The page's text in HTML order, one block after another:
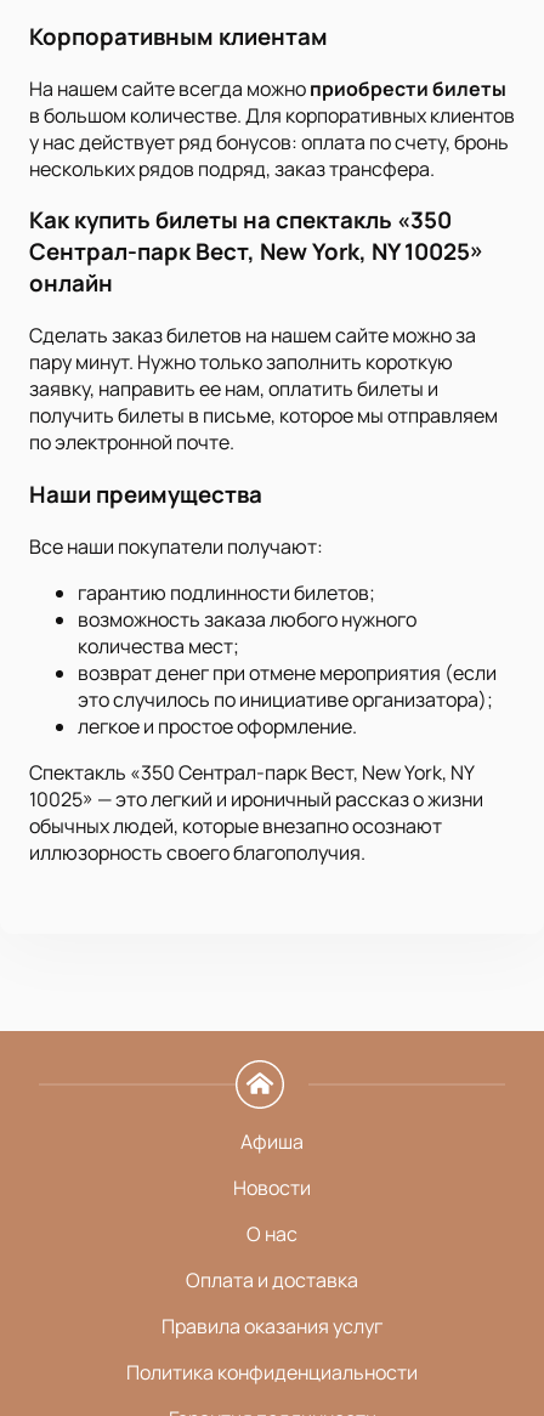
Корпоративным клиентам
На нашем сайте всегда можноприобрести билеты
в большом количестве. Для корпоративных клиентов
у нас действует ряд бонусов: оплата по счету, бронь
нескольких рядов подряд, заказ трансфера.
Как купить билеты на спектакль «350
Сентрал-парк Вест, New York, NY 10025»
онлайн
Сделать заказ билетов на нашем сайте можно за
пару минут. Нужно только заполнить короткую
заявку, направить ее нам, оплатить билеты и
получить билеты в письме, которое мы отправляем
по электронной почте.
Наши преимущества
Все наши покупатели получают:
гарантию подлинности билетов;
возможность заказа любого нужного
количества мест;
возврат денег при отмене мероприятия (если
это случилось по инициативе организатора);
легкое и простое оформление.
Спектакль «350 Сентрал-парк Вест, New York, NY
10025» — это легкий и ироничный рассказ о жизни
обычных людей, которые внезапно осознают
иллюзорность своего благополучия.
Афиша
Новости
О нас
Оплата и доставка
Правила оказания услуг
Политика конфиденциальности